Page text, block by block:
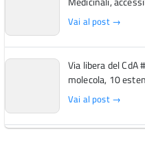
Vai al post →
Via libera del CdA
molecola, 10
Vai al post →